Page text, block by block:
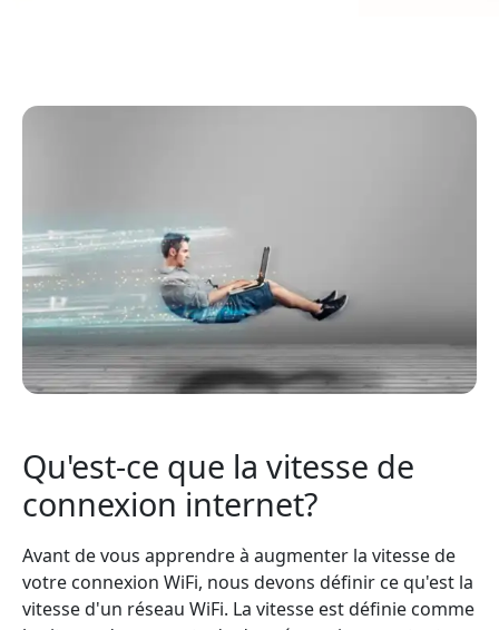
Qu'est-ce que la vitesse de
connexion internet?
Avant de vous apprendre à augmenter la vitesse de
votre connexion WiFi, nous devons définir ce qu'est la
vitesse d'un réseau WiFi. La vitesse est définie comme